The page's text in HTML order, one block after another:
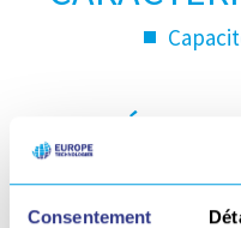
Consentement